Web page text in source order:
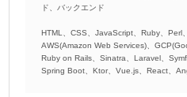
ド、バックエンド
HTML、CSS、JavaScript、Ruby、Perl
AWS(Amazon Web Services)、
Ruby on Rails、Sinatra、Laravel、
Spring Boot、Ktor、Vue.js、React、